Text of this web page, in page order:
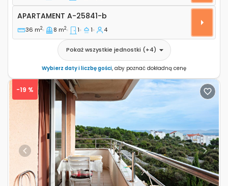
Apartament A-25841-b
APARTAMENT A-25841-b
36 m2 8 m2 1 1 4
Pokaż wszystkie jednostki (+4)
Wybierz daty i liczbę gości, aby poznać dokładną cenę
Previous Next
-19 %